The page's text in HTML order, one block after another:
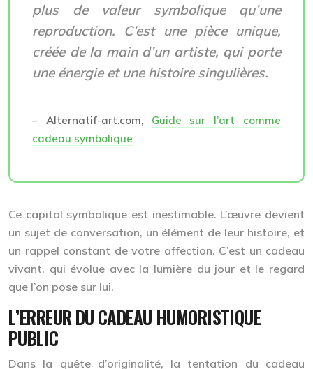
plus de valeur symbolique qu’une
reproduction. C’est une pièce unique,
créée de la main d’un artiste, qui porte
une énergie et une histoire singulières.
– Alternatif-art.com, Guide sur l’art comme
cadeau symbolique
Ce capital symbolique est inestimable. L’œuvre devient
un sujet de conversation, un élément de leur histoire, et
un rappel constant de votre affection. C’est un cadeau
vivant, qui évolue avec la lumière du jour et le regard
que l’on pose sur lui.
L’ERREUR DU CADEAU HUMORISTIQUE
PUBLIC
Dans la quête d’originalité, la tentation du cadeau